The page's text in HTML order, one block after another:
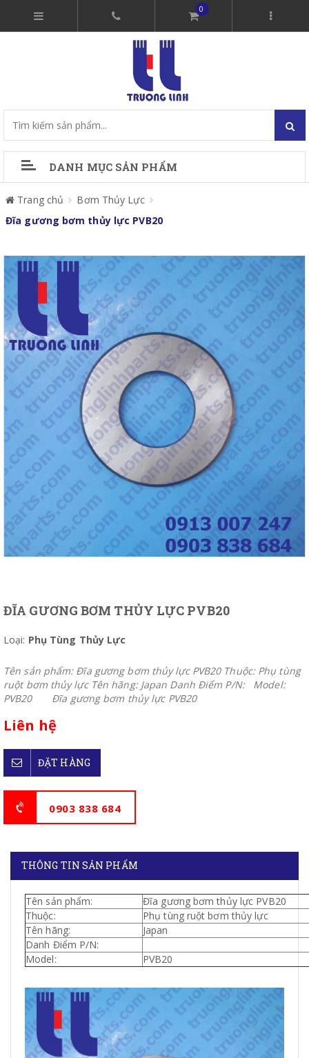
0
DANH MỤC SẢN PHẨM
Trang chủ
Bơm Thủy Lực
Đĩa gương bơm thủy lực PVB20
ĐĨA GƯƠNG BƠM THỦY LỰC PVB20
Loại: Phụ Tùng Thủy Lực
Tên sản phẩm: Đĩa gương bơm thủy lực PVB20 Thuộc: Phụ tùng
ruột bơm thủy lực Tên hãng: Japan Danh Điểm P/N: Model:
PVB20 Đĩa gương bơm thủy lực PVB20
Liên hệ
ĐẶT HÀNG
0903 838 684
THÔNG TIN SẢN PHẨM
Tên sản phẩm:
Đĩa gương bơm thủy lực PVB20
Thuộc:
Phụ tùng ruột bơm thủy lực
Tên hãng:
Japan
Danh Điểm P/N:
Model:
PVB20